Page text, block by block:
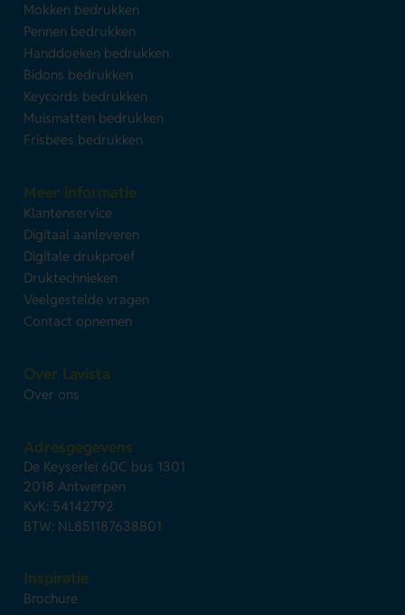
Mokken bedrukken
Pennen bedrukken
Handdoeken bedrukken
Bidons bedrukken
Keycords bedrukken
Muismatten bedrukken
Frisbees bedrukken
Meer informatie
Klantenservice
Digitaal aanleveren
Digitale drukproef
Druktechnieken
Veelgestelde vragen
Contact opnemen
Over Lavista
Over ons
Adresgegevens
De Keyserlei 60C bus 1301
2018 Antwerpen
KvK: 54142792
BTW: NL851187638B01
Inspiratie
Brochure